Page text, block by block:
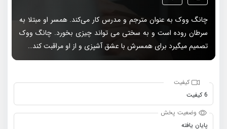
چانگ ووک به عنوان مترجم و مدرس کار می‌کند. همسر او مبتلا به
سرطان روده است و به سختی می تواند چیزی بخورد. چانگ ووک
تصمیم میگیرد برای همسرش با عشق آشپزی و از او مراقبت کند…
کیفیت
6 کیفیت
وضعیت پخش
پایان یافته